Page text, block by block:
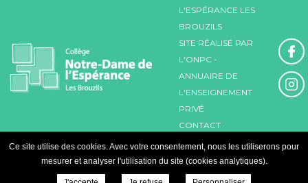
L'ESPÉRANCE LES
BROUZILS
SITE RÉALISÉ PAR
L'ONPC -
ANNUAIRE DE
L'ENSEIGNEMENT
PRIVÉ
CONTACT
MENTIONS
LÉGALES
PLAN
DU SITE
Ce site utilise des cookies. Avec votre consentement, nous les utiliserons pour
mesurer et analyser l'utilisation du site (cookies analytiques).